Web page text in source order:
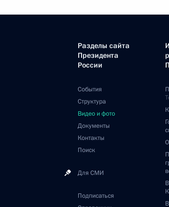
Разделы сайта
Президента
России
События
Структура
Видео и фото
Документы
Контакты
Поиск
Для СМИ
Подписаться